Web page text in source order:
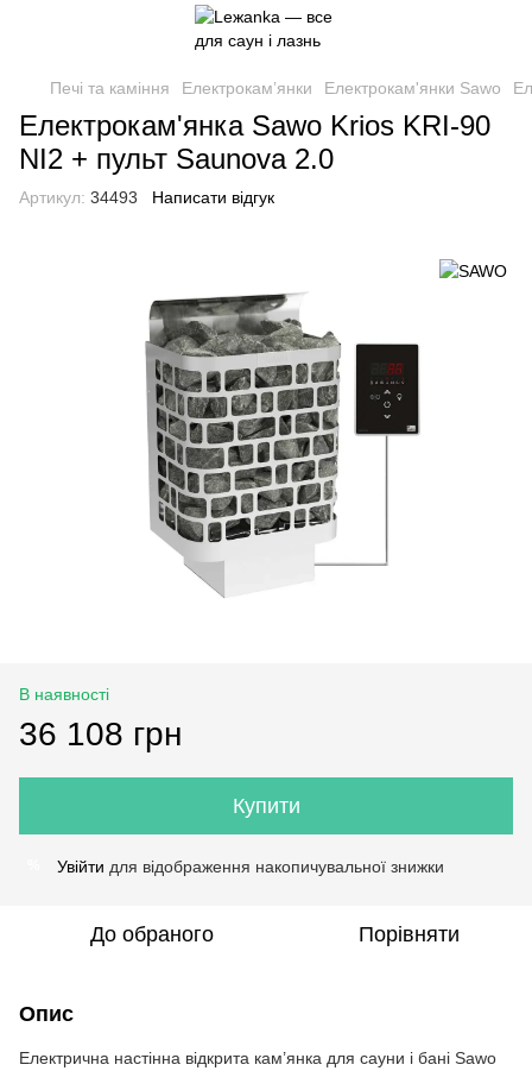
Печі та каміння Електрокам’янки Електрокам'янки Sawo
Електрокам'янка Sawo Krios KRI-90
NI2 + пульт Saunova 2.0
Артикул: 34493 Написати відгук
В наявності
36 108 грн
Купити
Увійти для відображення накопичувальної знижки
До обраного Порівняти
Опис
Електрична настінна відкрита кам’янка для сауни і бані Sawo